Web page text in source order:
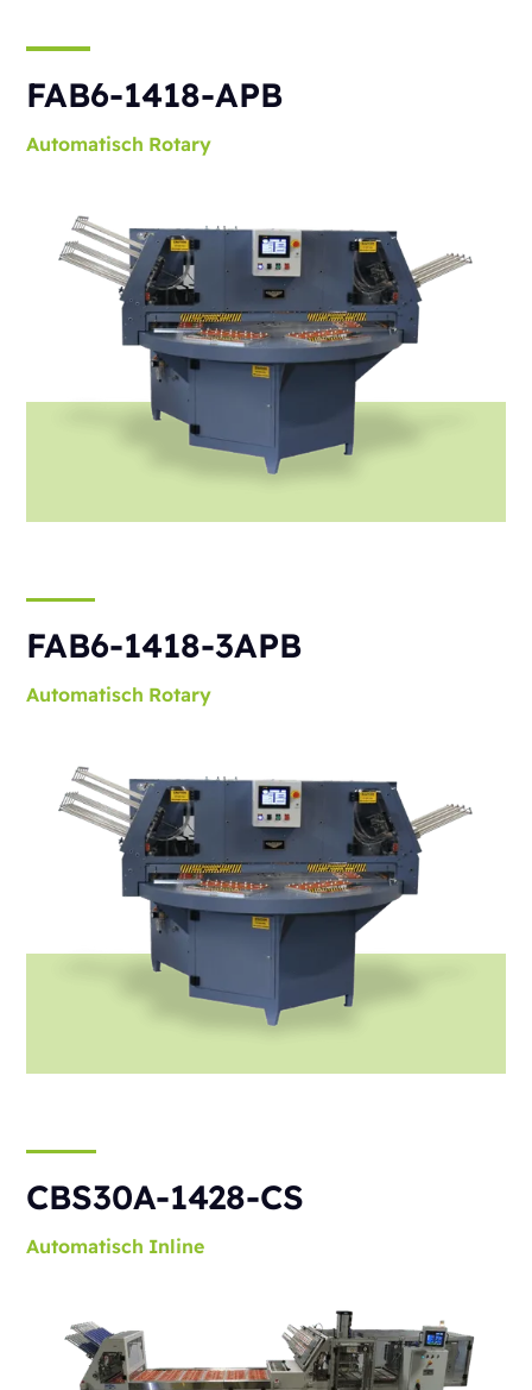
FAB6-1418-APB
Automatisch Rotary
FAB6-1418-3APB
Automatisch Rotary
CBS30A-1428-CS
Automatisch Inline